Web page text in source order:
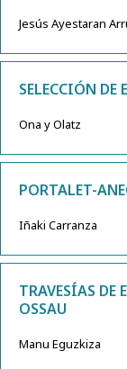
Jesús Ayestaran
SELECCIÓN DE
Ona y Olatz
PORTALET-
Iñaki Carranza
TRAVESÍAS DE
OSSAU
Manu Eguzkiza